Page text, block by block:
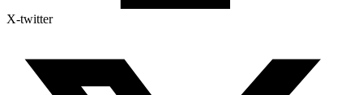
X-twitter